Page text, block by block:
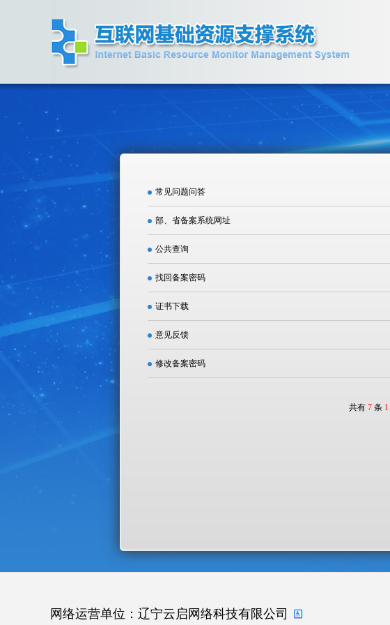
常见问题问答
部、省备案系统网址
公共查询
找回备案密码
证书下载
意见反馈
修改备案密码
共有 7条 1
网络运营单位：辽宁云启网络科技有限公司